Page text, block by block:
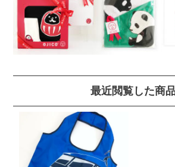
最近閲覧した商